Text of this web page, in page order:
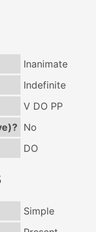
Inanimate
Indefinite
V DO PP
No
DO
Simple